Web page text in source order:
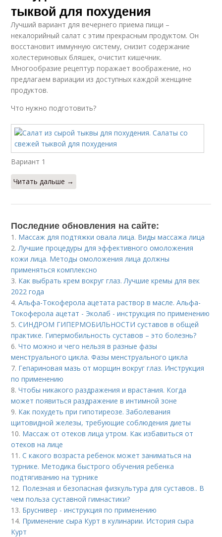
тыквой для похудения
Лучший вариант для вечернего приема пищи –
некалорийный салат с этим прекрасным продуктом. Он
восстановит иммунную систему, снизит содержание
холестериновых бляшек, очистит кишечник.
Многообразие рецептур поражает воображение, но
предлагаем вариации из доступных каждой женщине
продуктов.
Что нужно подготовить?
Вариант 1
Читать дальше →
Последние обновления на сайте:
1. Массаж для подтяжки овала лица. Виды массажа лица
2. Лучшие процедуры для эффективного омоложения
кожи лица. Методы омоложения лица должны
применяться комплексно
3. Как выбрать крем вокруг глаз. Лучшие кремы для век
2022 года
4.Альфа-Токоферола ацетата раствор в масле. Альфа-
Токоферола ацетат - Эколаб - инструкция по применению
5.СИНДРОМ ГИПЕРМОБИЛЬНОСТИ суставов в общей
практике. Гипермобильность суставов – это болезнь?
6.Что можно и чего нельзя в разные фазы
менструального цикла. Фазы менструального цикла
7. Гепариновая мазь от морщин вокруг глаз. Инструкция
по применению
8.Чтобы никакого раздражения и врастания. Когда
может появиться раздражение в интимной зоне
9. Как похудеть при гипотиреозе. Заболевания
щитовидной железы, требующие соблюдения диеты
10. Массаж от отеков лица утром. Как избавиться от
отеков на лице
11.С какого возраста ребенок может заниматься на
турнике. Методика быстрого обучения ребенка
подтягиванию на турнике
12. Полезная и безопасная физкультура для суставов.. В
чем польза суставной гимнастики?
13. Бруснивер - инструкция по применению
14. Применение сыра Курт в кулинарии. История сыра
Курт